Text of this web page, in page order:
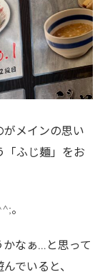
がメインの思い
「ふじ麺」をお
。
かなぁ…と思って
でいると、